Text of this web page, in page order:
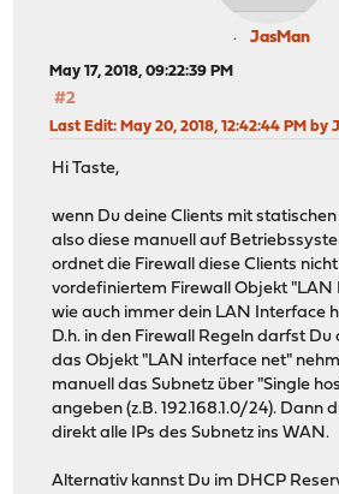
JasMan
May 17, 2018, 09:22:39 PM
#2
Last Edit: May 20, 2018, 12:42:44 PM by
Hi Taste,
wenn Du deine Clients mit
also diese manuell auf
ordnet die Firewall diese Clients
vordefiniertem Firewall Objekt "LAN
wie auch immer dein LAN Interface
D.h. in den Firewall Regeln darfst Du
das Objekt "LAN interface net"
manuell das Subnetz über "Single
angeben (z.B. 192.168.1.0/24). Dann
direkt alle IPs des Subnetz ins WAN.
Alternativ kannst Du im DHCP